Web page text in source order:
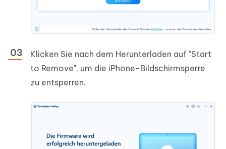
Klicken Sie nach dem Herunterladen auf "Start
to Remove", um die iPhone-Bildschirmsperre
zu entsperren.